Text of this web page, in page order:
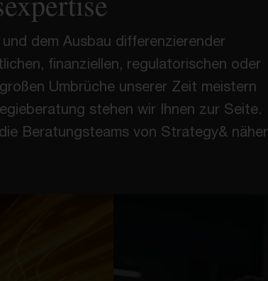
dem Ausbau differenzierender
finanziellen, regulatorischen oder
Umbrüche unserer Zeit meistern
stehen wir Ihnen zur Seite.
Beratungsteams von Strategy& näher